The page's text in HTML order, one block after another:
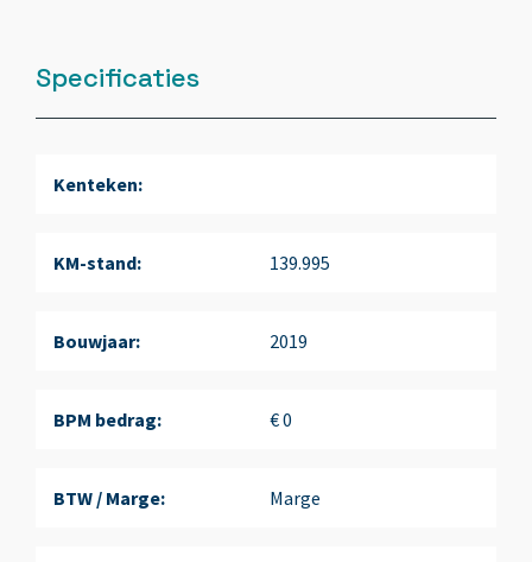
Specificaties
Kenteken:
KM-stand: 139.995
Bouwjaar: 2019
BPM bedrag: € 0
BTW / Marge: Marge